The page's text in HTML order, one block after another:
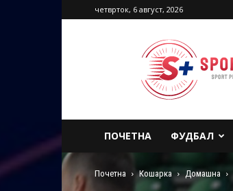
четврток, 6 август, 2026
Sport
Plus
Macedonia
ПОЧЕТНА ФУДБАЛ
Почетна Кошарка Домашна